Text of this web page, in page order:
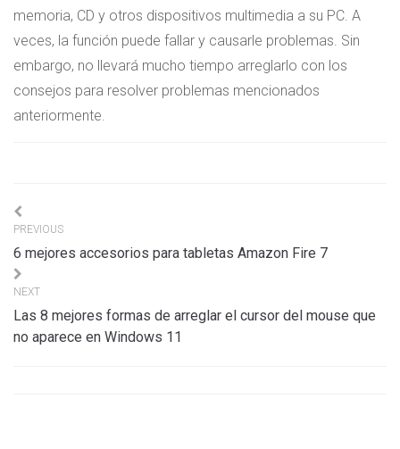
memoria, CD y otros dispositivos multimedia a su PC. A
veces, la función puede fallar y causarle problemas. Sin
embargo, no llevará mucho tiempo arreglarlo con los
consejos para resolver problemas mencionados
anteriormente.
Navigation
de
l’article
PREVIOUS
6 mejores accesorios para tabletas Amazon Fire 7
NEXT
Las 8 mejores formas de arreglar el cursor del mouse que
no aparece en Windows 11